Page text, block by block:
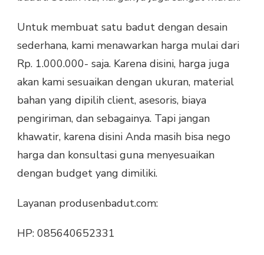
Untuk membuat satu badut dengan desain
sederhana, kami menawarkan harga mulai dari
Rp. 1.000.000- saja. Karena disini, harga juga
akan kami sesuaikan dengan ukuran, material
bahan yang dipilih client, asesoris, biaya
pengiriman, dan sebagainya. Tapi jangan
khawatir, karena disini Anda masih bisa nego
harga dan konsultasi guna menyesuaikan
dengan budget yang dimiliki.
Layanan produsenbadut.com:
HP: 085640652331